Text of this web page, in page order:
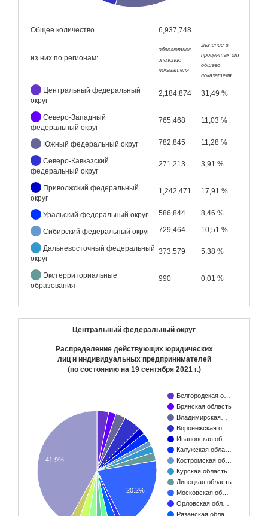
Общее количество 6,937,748
из них по регионам:
абсолютное
значение
показателя
значение в
процентах от
общего
показателя
Центральный федеральный
округ
2,184,874 31,49 %
Северо-Западный
федеральный округ
765,468 11,03 %
Южный федеральный округ 782,845 11,28 %
Северо-Кавказский
федеральный округ
271,213 3,91 %
Приволжский федеральный
округ
1,242,471 17,91 %
Уральский федеральный округ 586,844 8,46 %
Сибирский федеральный округ 729,464 10,51 %
Дальневосточный федеральный
округ
373,579 5,38 %
Экстерриториальные
образования
990 0,01 %
Центральный федеральный округ
Распределение действующих юридических
лиц и индивидуальных предпринимателей
(по состоянию на 19 сентября 2021 г.)
Белгородская о…
Брянская область
Владимирская…
Воронежская о…
Ивановская об…
Калужская обла…
Костромская об…
Курская область
Липецкая область
Московская об…
Орловская обл…
Рязанская обла…
20.2%
41.9%